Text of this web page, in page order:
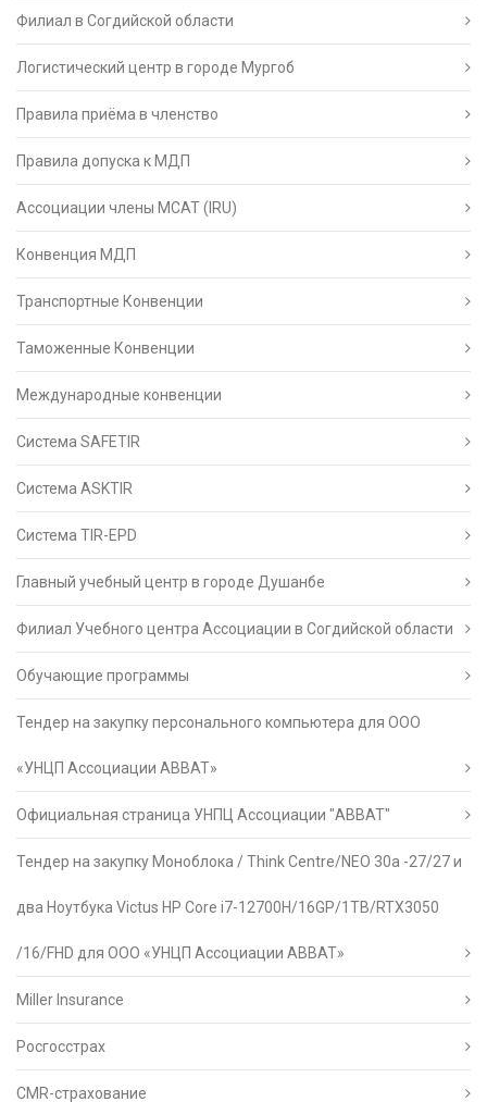
Филиал в Согдийской области
Логистический центр в городе Мургоб
Правила приёма в членство
Правила допуска к МДП
Ассоциации члены МСАТ (IRU)
Конвенция МДП
Транспортные Конвенции
Таможенные Конвенции
Международные конвенции
Система SAFETIR
Система ASKTIR
Система TIR-EPD
Главный учебный центр в городе Душанбе
Филиал Учебного центра Ассоциации в Согдийской области
Обучающие программы
Тендер на закупку персонального компьютера для ООО
«УНЦП Ассоциации АВВАТ»
Официальная страница УНПЦ Ассоциации "АВВАТ"
Тендер на закупку Моноблока / Think Centre/NEO 30a -27/27 и
два Ноутбука Victus HP Core i7-12700H/16GP/1TB/RTX3050
/16/FHD для ООО «УНЦП Ассоциации АВВАТ»
Miller Insurance
Росгосстрах
CMR-страхование